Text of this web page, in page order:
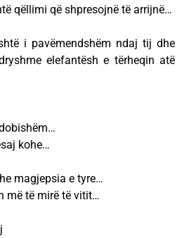
qëllimi që shpresojnë të arrijnë…
i pavëmendshëm ndaj tij dhe
elefantësh e tërheqin atë
kohe…
magjepsia e tyre…
më të mirë të vitit…